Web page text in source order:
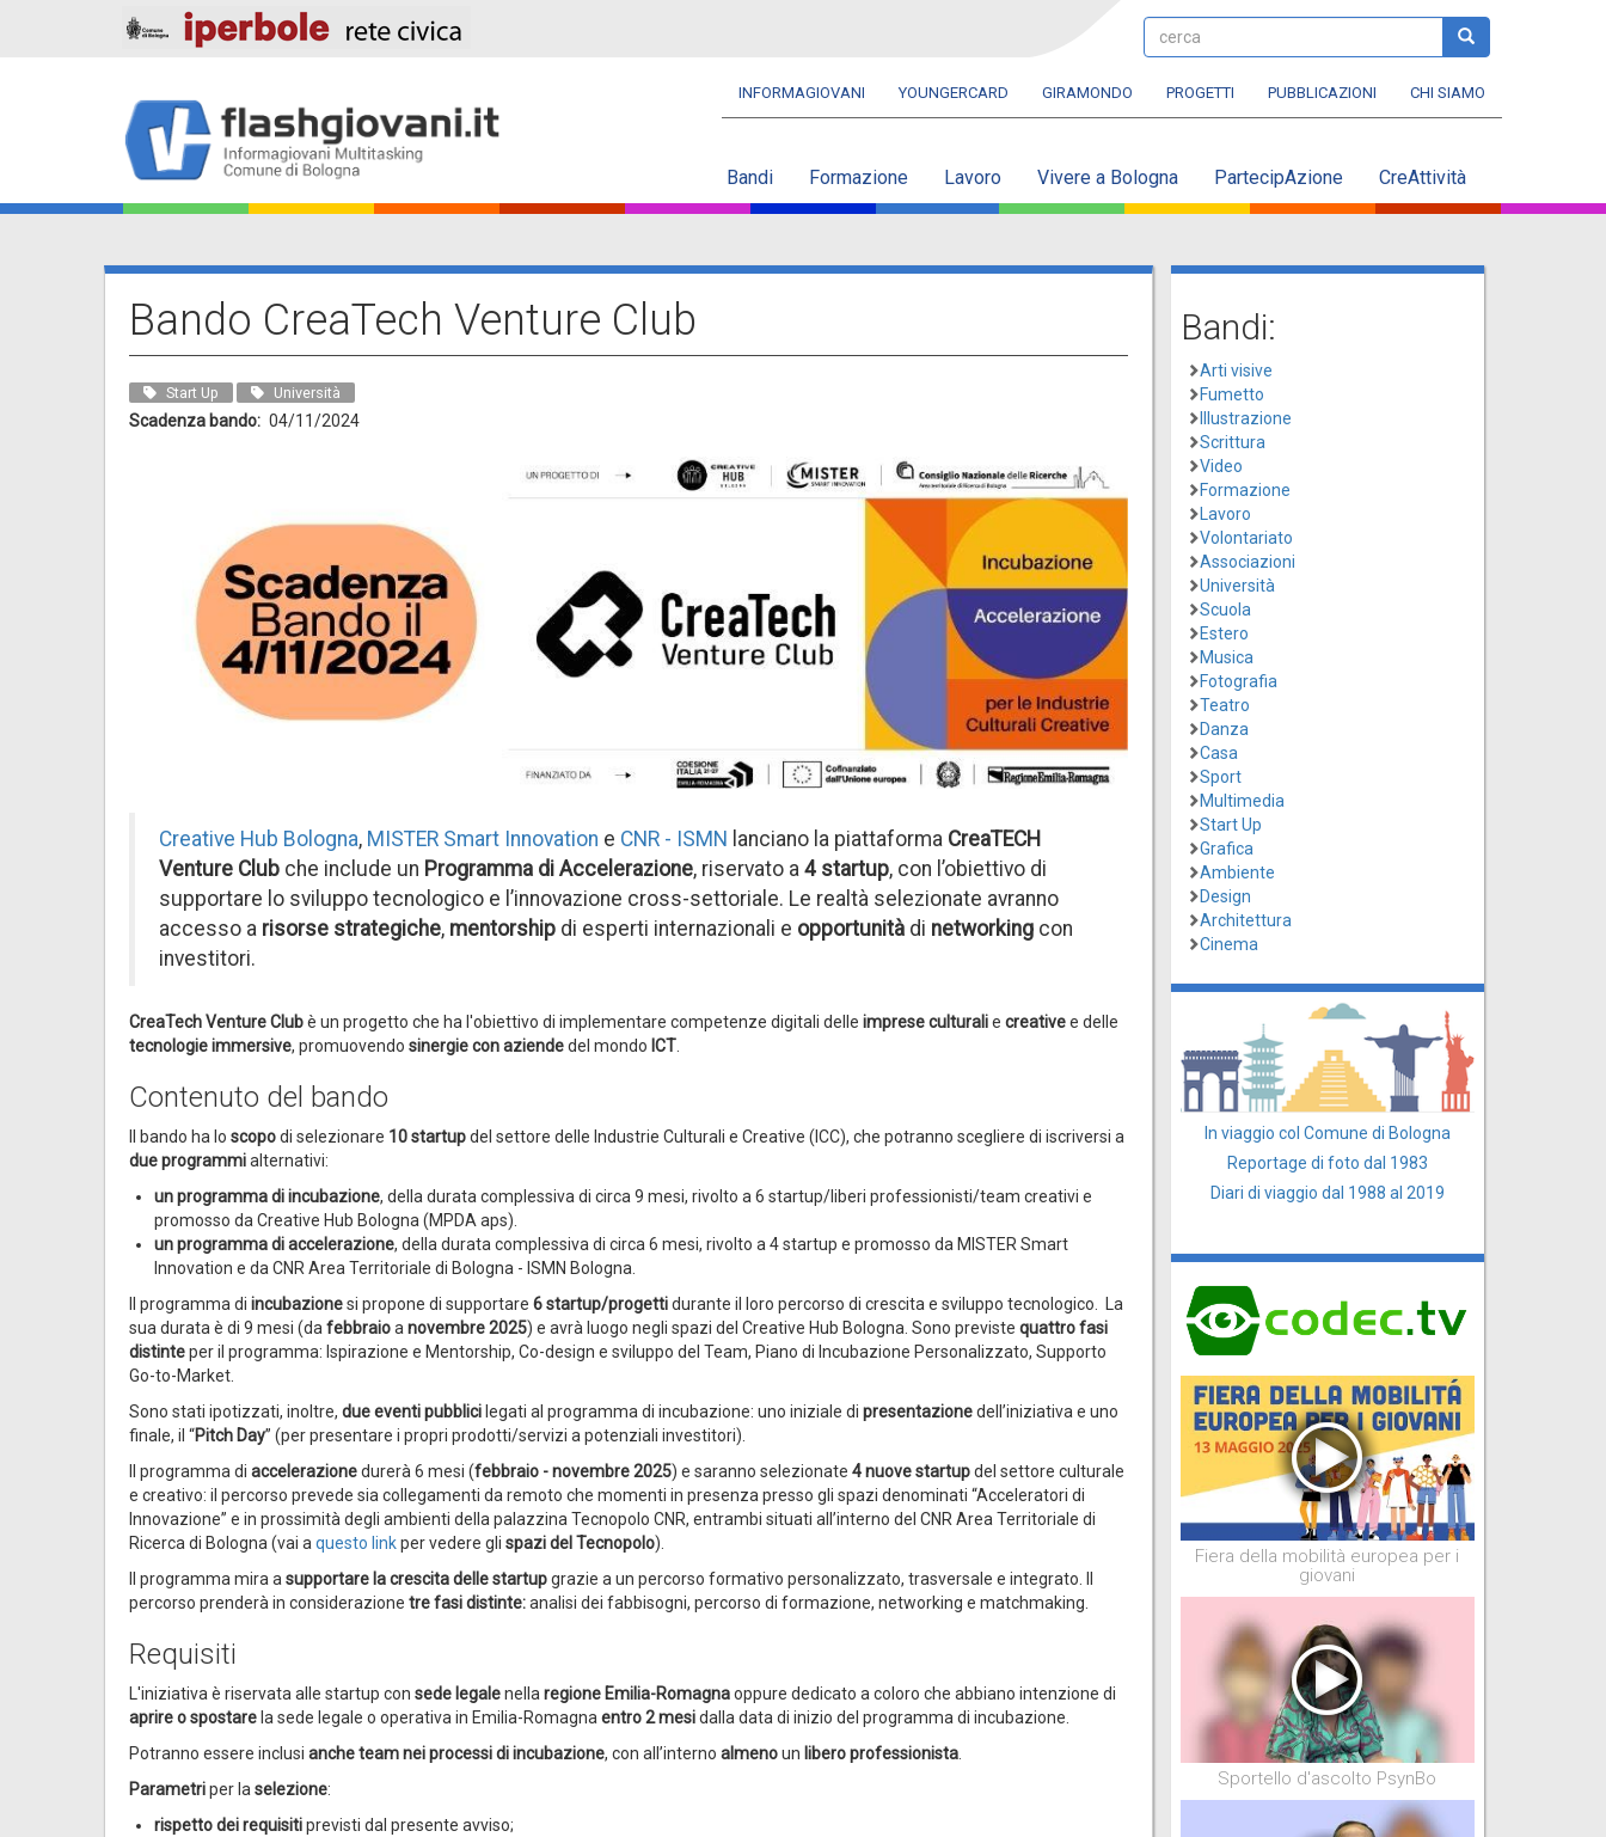
cerca cerca
Navbar
INFORMAGIOVANI YOUNGERCARD GIRAMONDO PROGETTI PUBBLICAZIONI CHI SIAMO
Main
navigation
Bandi Formazione Lavoro Vivere a Bologna PartecipAzione CreAttività
Bando CreaTech Venture Club
Start Up Università
Scadenza bando 04/11/2024
Creative Hub Bologna, MISTER Smart Innovation e CNR - ISMN lanciano la piattaforma CreaTECH
Venture Club che include un Programma di Accelerazione, riservato a 4 startup, con l’obiettivo di
supportare lo sviluppo tecnologico e l’innovazione cross-settoriale. Le realtà selezionate avranno
accesso a risorse strategiche, mentorship di esperti internazionali e opportunità di networking con
investitori.
CreaTech Venture Clubè un progetto che ha l'obiettivo di implementare competenze digitali delle imprese culturalie creativee delle
tecnologie immersive, promuovendo sinergie con aziendedel mondo ICT
Contenuto del bando
Il bando ha lo scopodi selezionare 10 startupdel settore delle Industrie Culturali e Creative (ICC), che potranno scegliere di iscriversi a
due programmialternativi:
un programma di incubazione, della durata complessiva di circa 9 mesi, rivolto a 6 startup/liberi professionisti/team creativi e
promosso da Creative Hub Bologna (MPDA aps).
un programma di accelerazione, della durata complessiva di circa 6 mesi, rivolto a 4 startup e promosso da MISTER Smart
Innovation e da CNR Area Territoriale di Bologna - ISMN Bologna.
Il programma di incubazionesi propone di supportare 6 startup/progettidurante il loro percorso di crescita e sviluppo tecnologico. La
sua durata è di 9 mesi (da febbraioa novembre 2025) e avrà luogo negli spazi del Creative Hub Bologna. Sono previste quattro fasi
distinteper il programma: Ispirazione e Mentorship, Co-design e sviluppo del Team, Piano di Incubazione Personalizzato, Supporto
Go-to-Market.
Sono stati ipotizzati, inoltre, due eventi pubblici legati al programma di incubazione: uno iniziale di presentazionedell’iniziativa e uno
finale, il “Pitch Day” (per presentare i propri prodotti/servizi a potenziali investitori).
Il programma di accelerazionedurerà 6 mesi (febbraio - novembre 2025) e saranno selezionate 4 nuove startupdel settore culturale
e creativo: il percorso prevede sia collegamenti da remoto che momenti in presenza presso gli spazi denominati “Acceleratori di
Innovazione” e in prossimità degli ambienti della palazzina Tecnopolo CNR, entrambi situati all’interno del CNR Area Territoriale di
Ricerca di Bologna (vai a questo linkper vedere gli spazi del Tecnopolo).
Il programma mira a supportare la crescita delle startupgrazie a un percorso formativo personalizzato, trasversale e integrato. Il
percorso prenderà in considerazione tre fasi distinte:analisi dei fabbisogni, percorso di formazione, networking e matchmaking.
Requisiti
L'iniziativa è riservata alle startup con sede legalenella regione Emilia-Romagnaoppure dedicato a coloro che abbiano intenzione di
aprire o spostare la sede legale o operativa in Emilia-Romagna entro 2 mesidalla data di inizio del programma di incubazione.
Potranno essere inclusi anche team nei processi di incubazione, con all’interno almenoun libero professionista
Parametriper la selezione:
rispetto dei requisitiprevisti dal presente avviso;
Bandi:
Arti visive
Fumetto
Illustrazione
Scrittura
Video
Formazione
Lavoro
Volontariato
Associazioni
Università
Scuola
Estero
Musica
Fotografia
Teatro
Danza
Casa
Sport
Multimedia
Start Up
Grafica
Ambiente
Design
Architettura
Cinema
In viaggio col Comune di Bologna
Reportage di foto dal 1983
Diari di viaggio dal 1988 al 2019
Fiera della mobilità europea per i
giovani
Sportello d'ascolto PsynBo